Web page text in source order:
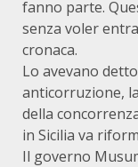
fanno parte.
senza voler
cronaca.
Lo avevano
anticorruzione,
della
in Sicilia va
Il governo